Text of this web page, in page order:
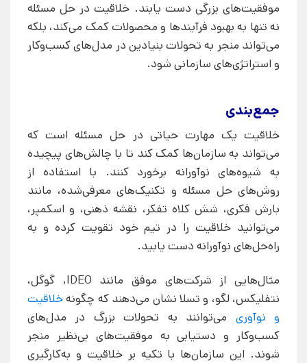
موفقیت‌های بزرگی دست یابند. خلاقیت در حل مسئله
نه تنها به بهبود فرآیندها و محصولات کمک می‌کند، بلکه
می‌تواند منجر به تحولات بنیادین در مدل‌های کسب‌وکار
و استراتژی‌های سازمانی شود.
جمع‌بندی
خلاقیت یک مهارت حیاتی در حل مسئله است که
می‌تواند به سازمان‌ها کمک کند تا با چالش‌های پیچیده
به شیوه‌های نوآورانه برخورد کنند. با استفاده از
روش‌های حل مسئله و تکنیک‌های معرفی‌شده، مانند
بارش فکری، شش کلاه تفکر، نقشه ذهنی، و اسکمپر،
می‌توانید خلاقیت را در تیم خود تقویت کرده و به
راه‌حل‌های نوآورانه دست یابید.
مثال‌هایی از شرکت‌های موفق مانند IDEO، گوگل،
نتفلیکس، لگو، و تسلا نشان می‌دهند که چگونهخلاقیت
و نوآوری می‌توانند به تحولات بزرگ در مدل‌های
کسب‌وکار و دستیابی به موفقیت‌های بی‌نظیر منجر
شوند. این سازمان‌ها با تکیه بر خلاقیت و به‌کارگیری